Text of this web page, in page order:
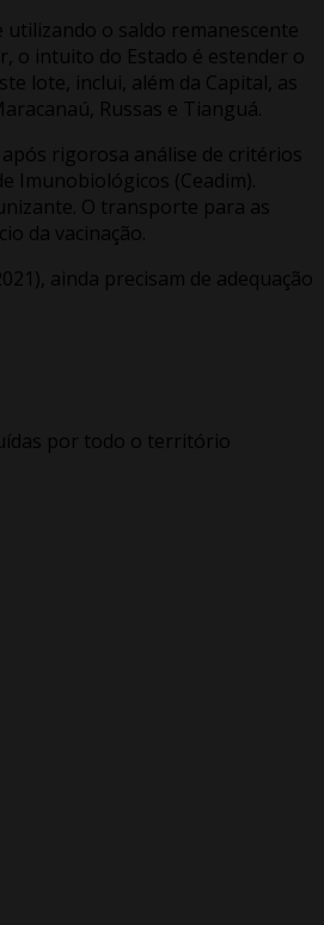
utilizando o saldo remanescente
o intuito do Estado é estender o
lote, inclui, além da Capital, as
Russas e Tianguá.
rigorosa análise de critérios
Imunobiológicos (Ceadim).
O transporte para as
da vacinação.
ainda precisam de adequação
por todo o território